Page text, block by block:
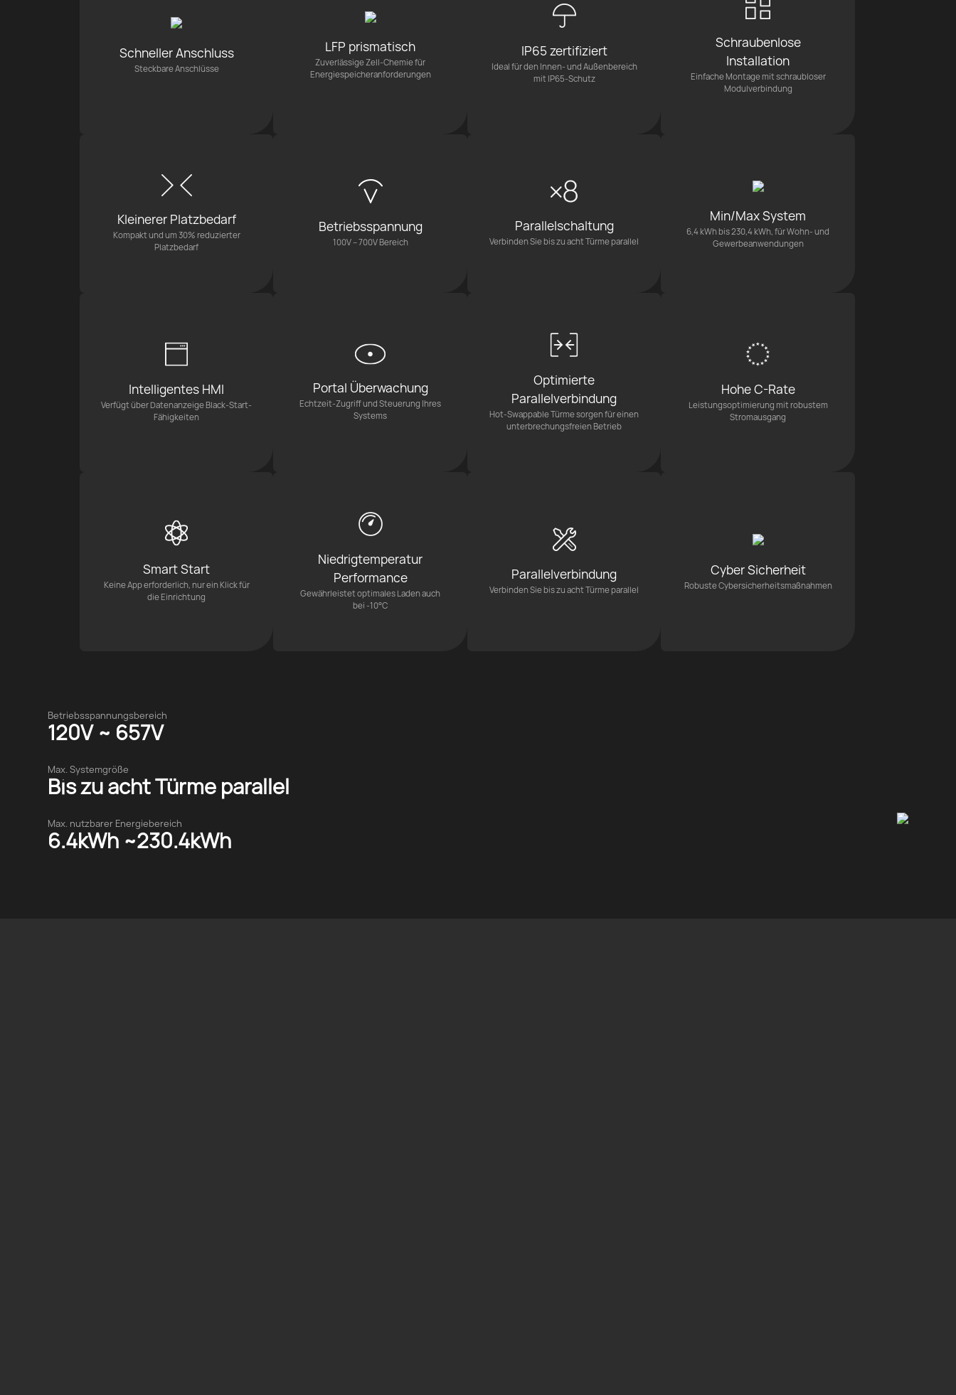
Schneller Anschluss
Steckbare Anschlüsse
LFP prismatisch
Zuverlässige Zell-Chemie für
Energiespeicheranforderungen
IP65 zertifiziert
Ideal für den Innen- und Außenbereich
mit IP65-Schutz
Schraubenlose
Installation
Einfache Montage mit schraubloser
Modulverbindung
Kleinerer Platzbedarf
Kompakt und um 30% reduzierter
Platzbedarf
Betriebsspannung
100V – 700V Bereich
Parallelschaltung
Verbinden Sie bis zu acht Türme parallel
Min/Max System
6,4 kWh bis 230,4 kWh, für Wohn- und
Gewerbeanwendungen
Intelligentes HMI
Verfügt über Datenanzeige Black-Start-
Fähigkeiten
Portal Überwachung
Echtzeit-Zugriff und Steuerung Ihres
Systems
Optimierte
Parallelverbindung
Hot-Swappable Türme sorgen für einen
unterbrechungsfreien Betrieb
Hohe C-Rate
Leistungsoptimierung mit robustem
Stromausgang
Smart Start
Keine App erforderlich, nur ein Klick für
die Einrichtung
Niedrigtemperatur
Performance
Gewährleistet optimales Laden auch
bei -10°C
Parallelverbindung
Verbinden Sie bis zu acht Türme parallel
Cyber Sicherheit
Robuste Cybersicherheitsmaßnahmen
Betriebsspannungsbereich
120V ~ 657V
Max. Systemgröße
Bis zu acht Türme parallel
Max. nutzbarer Energiebereich
6.4kWh ~230.4kWh